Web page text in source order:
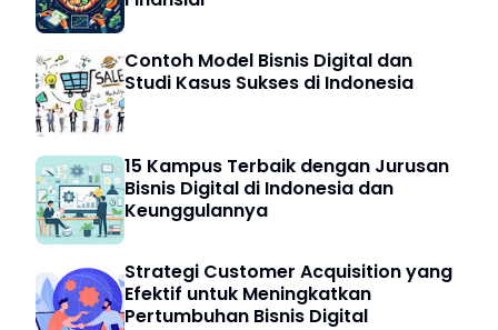
Contoh Model Bisnis Digital dan
Studi Kasus Sukses di Indonesia
15 Kampus Terbaik dengan Jurusan
Bisnis Digital di Indonesia dan
Keunggulannya
Strategi Customer Acquisition yang
Efektif untuk Meningkatkan
Pertumbuhan Bisnis Digital